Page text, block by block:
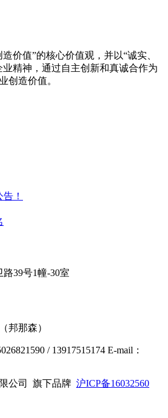
价值”的核心价值观，并以“诚实、
精神，通过自主创新和真诚合作为
创造价值。
！
路39号1幢-30室
邦那森）
/ 13917515174 E-mail：
公司 旗下品牌 沪ICP备16032560